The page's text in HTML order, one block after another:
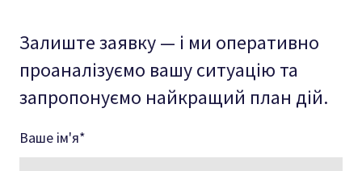
Залиште заявку — і ми оперативно
проаналізуємо вашу ситуацію та
запропонуємо найкращий план дій.
Ваше ім'я*